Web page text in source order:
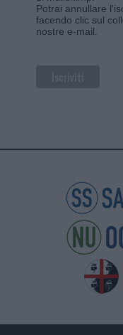
Potrai annullare
facendo clic sul
nostre e-mail.